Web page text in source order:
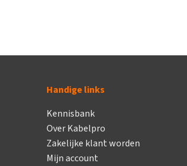
Handige links
Kennisbank
Over Kabelpro
Zakelijke klant worden
Mijn account